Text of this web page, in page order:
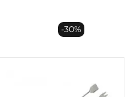
-30%